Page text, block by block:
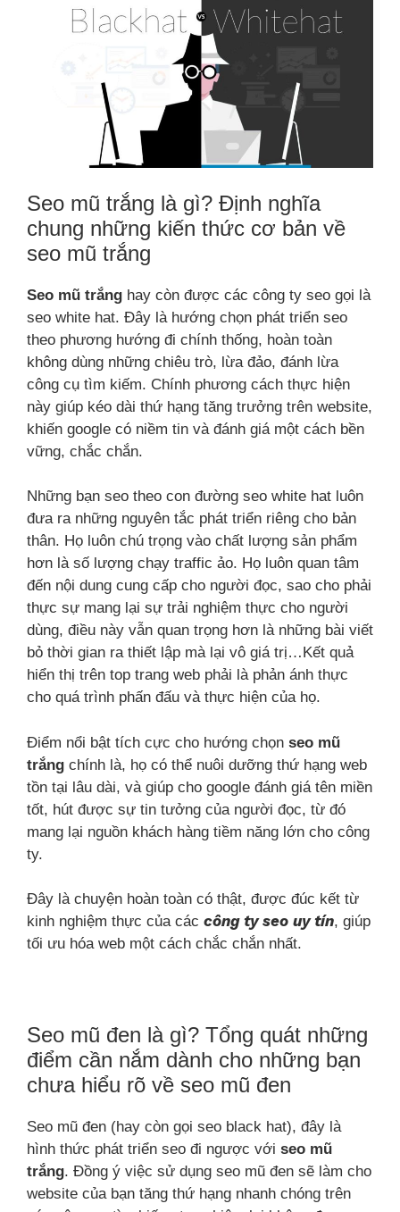
Seo mũ trắng là gì? Định nghĩa
chung những kiến thức cơ bản về
seo mũ trắng
Seo mũ trắng hay còn được các công ty seo gọi là
seo white hat. Đây là hướng chọn phát triển seo
theo phương hướng đi chính thống, hoàn toàn
không dùng những chiêu trò, lừa đảo, đánh lừa
công cụ tìm kiếm. Chính phương cách thực hiện
này giúp kéo dài thứ hạng tăng trưởng trên website,
khiến google có niềm tin và đánh giá một cách bền
vững, chắc chắn.
Những bạn seo theo con đường seo white hat luôn
đưa ra những nguyên tắc phát triển riêng cho bản
thân. Họ luôn chú trọng vào chất lượng sản phẩm
hơn là số lượng chạy traffic ảo. Họ luôn quan tâm
đến nội dung cung cấp cho người đọc, sao cho phải
thực sự mang lại sự trải nghiệm thực cho người
dùng, điều này vẫn quan trọng hơn là những bài viết
bỏ thời gian ra thiết lập mà lại vô giá trị…Kết quả
hiển thị trên top trang web phải là phản ánh thực
cho quá trình phấn đấu và thực hiện của họ.
Điểm nổi bật tích cực cho hướng chọn seo mũ
trắng chính là, họ có thể nuôi dưỡng thứ hạng web
tồn tại lâu dài, và giúp cho google đánh giá tên miền
tốt, hút được sự tin tưởng của người đọc, từ đó
mang lại nguồn khách hàng tiềm năng lớn cho công
ty.
Đây là chuyện hoàn toàn có thật, được đúc kết từ
kinh nghiệm thực của các công ty seo uy tín, giúp
tối ưu hóa web một cách chắc chắn nhất.
Seo mũ đen là gì? Tổng quát những
điểm cần nắm dành cho những bạn
chưa hiểu rõ về seo mũ đen
Seo mũ đen (hay còn gọi seo black hat), đây là
hình thức phát triển seo đi ngược với seo mũ
trắng. Đồng ý việc sử dụng seo mũ đen sẽ làm cho
website của bạn tăng thứ hạng nhanh chóng trên